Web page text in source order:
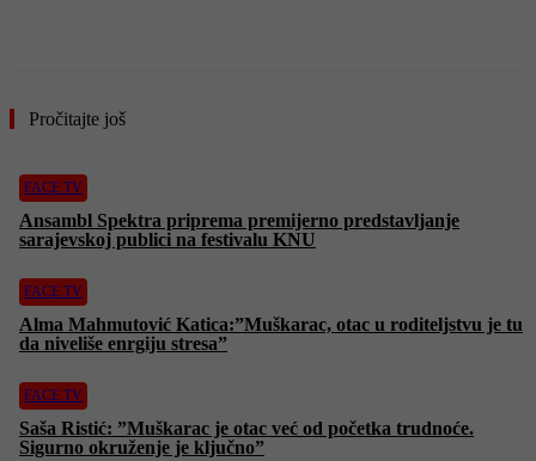
Pročitajte još
FACE TV
Ansambl Spektra priprema premijerno predstavljanje
sarajevskoj publici na festivalu KNU
FACE TV
Alma Mahmutović Katica:”Muškarac, otac u roditeljstvu je tu
da niveliše enrgiju stresa”
FACE TV
Saša Ristić: ”Muškarac je otac već od početka trudnoće.
Sigurno okruženje je ključno”